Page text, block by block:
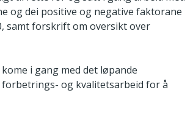
og dei positive og negative faktorane
samt forskrift om oversikt over
i gang med det løpande
og kvalitetsarbeid for å